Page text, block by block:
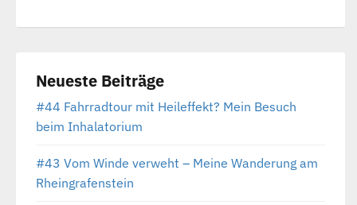
Neueste Beiträge
#44 Fahrradtour mit Heileffekt? Mein Besuch
beim Inhalatorium
#43 Vom Winde verweht – Meine Wanderung am
Rheingrafenstein